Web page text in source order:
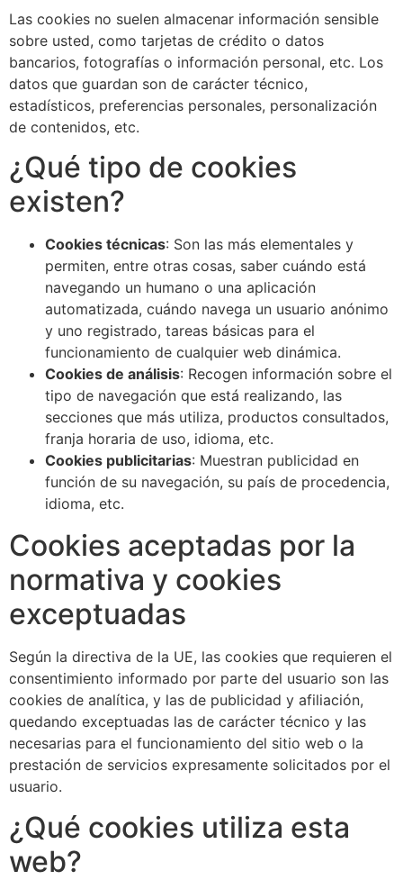
Las cookies no suelen almacenar información sensible
sobre usted, como tarjetas de crédito o datos
bancarios, fotografías o información personal, etc. Los
datos que guardan son de carácter técnico,
estadísticos, preferencias personales, personalización
de contenidos, etc.
¿Qué tipo de cookies
existen?
Cookies técnicas: Son las más elementales y
permiten, entre otras cosas, saber cuándo está
navegando un humano o una aplicación
automatizada, cuándo navega un usuario anónimo
y uno registrado, tareas básicas para el
funcionamiento de cualquier web dinámica.
Cookies de análisis: Recogen información sobre el
tipo de navegación que está realizando, las
secciones que más utiliza, productos consultados,
franja horaria de uso, idioma, etc.
Cookies publicitarias: Muestran publicidad en
función de su navegación, su país de procedencia,
idioma, etc.
Cookies aceptadas por la
normativa y cookies
exceptuadas
Según la directiva de la UE, las cookies que requieren el
consentimiento informado por parte del usuario son las
cookies de analítica, y las de publicidad y afiliación,
quedando exceptuadas las de carácter técnico y las
necesarias para el funcionamiento del sitio web o la
prestación de servicios expresamente solicitados por el
usuario.
¿Qué cookies utiliza esta
web?